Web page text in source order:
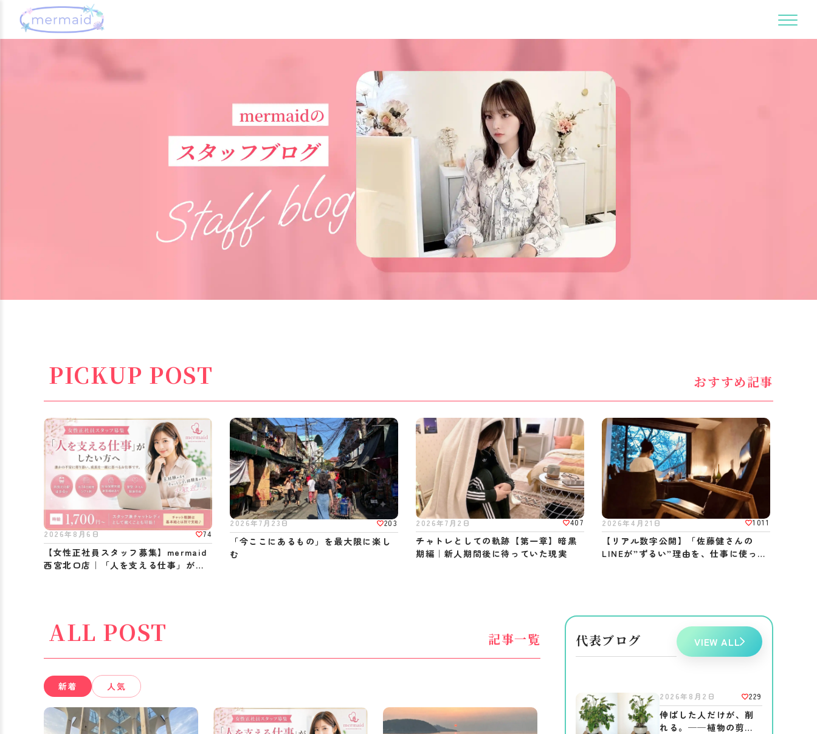
PICKUP POST おすすめ記事
2026年8月6日 74
【女性正社員スタッフ募集】mermaid
西宮北口店｜「人を支える仕事」がし
2026年7月23日 203
「今ここにあるもの」を最大限に楽し
む
2026年7月2日 407
チャトレとしての軌跡【第一章】暗黒
期編｜新人期間後に待っていた現実
2026年4月21日 1011
【リアル数字公開】「佐藤健さんの
LINEが”ずるい”理由を、仕事に使って
ALL POST 記事一覧
新着 人気
代表ブログ VIEW ALL
2026年8月2日 229
伸ばした人だけが、削
れる。──植物の剪定